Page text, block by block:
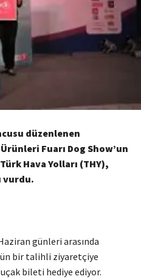
düzenlenen
Fuarı Dog Show’un
Hava Yolları (THY),
vurdu.
günleri arasında
bir talihli ziyaretçiye
bileti hediye ediyor.